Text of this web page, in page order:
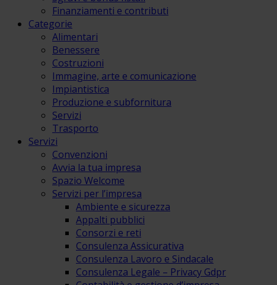
Finanziamenti e contributi
Categorie
Alimentari
Benessere
Costruzioni
Immagine, arte e comunicazione
Impiantistica
Produzione e subfornitura
Servizi
Trasporto
Servizi
Convenzioni
Avvia la tua impresa
Spazio Welcome
Servizi per l’impresa
Ambiente e sicurezza
Appalti pubblici
Consorzi e reti
Consulenza Assicurativa
Consulenza Lavoro e Sindacale
Consulenza Legale – Privacy Gdpr